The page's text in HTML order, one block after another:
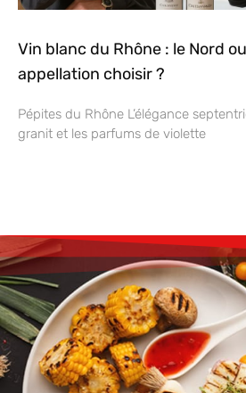
Vin blanc du Rhône : le Nord
appellation choisir ?
Pépites du Rhône L’élégance
granit et les parfums de violette